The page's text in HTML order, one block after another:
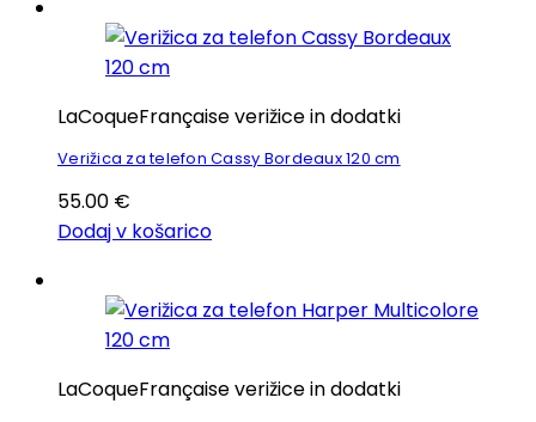
LaCoqueFrançaise verižice in dodatki
Verižica za telefon Cassy Bordeaux 120 cm
55.00 €
Dodaj v košarico
LaCoqueFrançaise verižice in dodatki